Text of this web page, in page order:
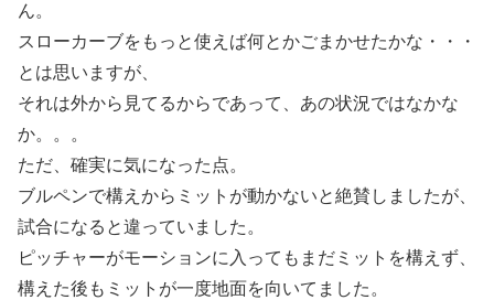
ん。
スローカーブをもっと使えば何とかごまかせたかな・・・
とは思いますが、
それは外から見てるからであって、あの状況ではなかな
か。。。
ただ、確実に気になった点。
ブルペンで構えからミットが動かないと絶賛しましたが、
試合になると違っていました。
ピッチャーがモーションに入ってもまだミットを構えず、
構えた後もミットが一度地面を向いてました。